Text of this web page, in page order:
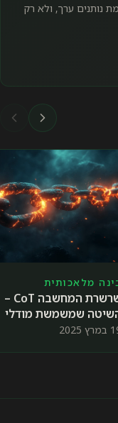
נותנים ערך, ולא רק
מלאכותית
שרשרת המחשבה CoT –
שמשמשת מודלי
Reasoning2025